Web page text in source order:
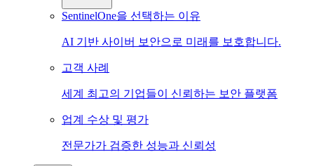
SentinelOne을 선택하는 이유
AI 기반 사이버 보안으로 미래를 보호합니다.
고객 사례
세계 최고의 기업들이 신뢰하는 보안 플랫폼
업계 수상 및 평가
전문가가 검증한 성능과 신뢰성